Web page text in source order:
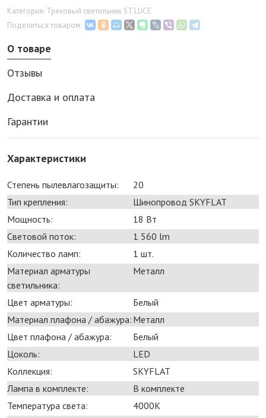
Категория: Трековый светильник ST LUCE
Поделиться товаром:
О товаре
Отзывы
Доставка и оплата
Гарантии
Характеристики
Степень пылевлагозащиты:
20
Тип крепления:
Шинопровод SKYFLAT
Мощность:
18 Bт
Световой поток:
1 560 lm
Количество ламп:
1 шт.
Материал арматуры
светильника:
Металл
Цвет арматуры:
Белый
Материал плафона / абажура: Металл
Цвет плафона / абажура:
Белый
Цоколь:
LED
Коллекция:
SKYFLAT
Лампа в комплекте:
В комплекте
Температура света:
4000K